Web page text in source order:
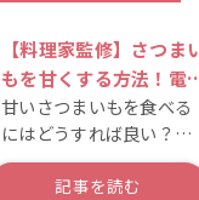
【料理家監修】さつま
もを甘くする方法！電
レンジで時短も
甘いさつまいもを食べる
にはどうすれば良い？料
理家さんに聞いてみた！
記事を読む